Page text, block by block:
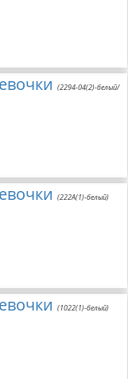
(2294-04(2)-белый/
(222A(1)-белый)
(1022(1)-белый)